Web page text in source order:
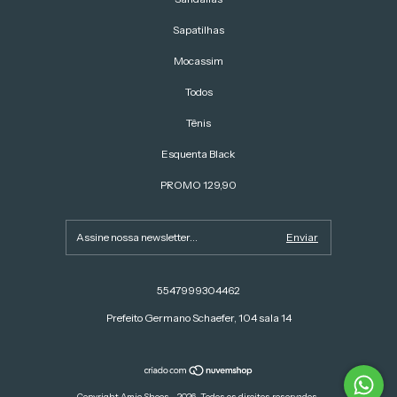
Sapatilhas
Mocassim
Todos
Tênis
Esquenta Black
PROMO 129,90
5547999304462
Prefeito Germano Schaefer, 104 sala 14